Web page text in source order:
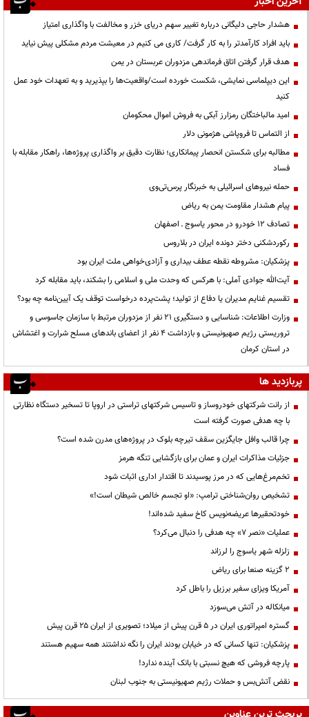
هشدار حاجی دلیگانی درباره تغییر سهم دریای خزر و مخالفت با واگذاری امتیاز
باید افراد کارآمدتر را به کار گرفت/ کاری می کنیم در معیشت مردم مشکلی پیش نیاید
هدف قرار گرفتن اتاق‌ فرماندهی مزدوران عربستان در یمن
این دیپلماسی نمایشی، شکست خورده است/واقعیت‌ها را بپذیرید و به تعهدات خود عمل
کنید
امید مالباختگان رمزارز آبکی به فروش اموال محکومان
از التماس تا فروپاشی هژمونی دلار
مطالبه برای شکستن انحصار پیمانکاری؛ نظارت دقیق بر واگذاری پروژه‌ها، راهکار مقابله با
فساد
حمله نیروهای اسرائیلی به خبرنگار پرس‌تی‌وی
پیام هشدار مقاومت یمن به ریاض
تصادف ۱۲ خودرو در محور یاسوج ـ اصفهان
رکوردشکنی دختر دونده ایران در بلاروس
پزشکیان: مشروطه نقطه عطف بیداری و آزادی‌خواهی ملت ایران بود
آیت‌الله جوادی آملی: با هرکس که وحدت ملی و اسلامی را بشکند، باید مقابله کرد
تقسیم غنایم مدیران یا دفاع از تولید؛ پشت‌پرده درخواست توقف یک آیین‌نامه چه بود؟
وزارت اطلاعات: شناسایی و دستگیری ۲۱ نفر از مزدوران مرتبط با سازمان جاسوسی و
تروریستی رژیم صهیونیستی و بازداشت ۴ نفر از اعضای باندهای مسلح شرارت و اغتشاش
در استان کرمان
پربازدید ها
از رانت‌ شرکتهای خودروساز و تاسیس شرکتهای تراستی در اروپا تا تسخیر دستگاه نظارتی
با چه هدفی صورت گرفته است
چرا قالب وافل جایگزین سقف تیرچه بلوک در پروژه‌های مدرن شده است؟
جزئیات مذاکرات ایران و عمان برای بازگشایی تنگه هرمز
تخم‌مرغ‌هایی که در مرز پوسیدند تا اقتدار اداری اثبات شود
تشخیص روان‌شناختی ترامپ: «او تجسم خالص شیطان است!»
خودتحقیرها عریضه‌نویس کاخ سفید شده‌اند!
عملیات «نصر ۷» چه هدفی را دنبال می‌کرد؟
زلزله شهر یاسوج را لرزاند
۲ گزینه صنعا برای ریاض
آمریکا ویزای سفیر برزیل را باطل کرد
میانکاله در آتش می‌سوزد
گستره امپراتوری ایران در ۵ قرن پیش از میلاد؛ تصویری از ایران ۲۵ قرن پیش
پزشکیان: تنها کسانی که در خیابان بودند ایران را نگه نداشتند همه سهیم هستند
پارچه فروشی که هیچ نسبتی با بانک آینده ندارد!
نقض آتش‌بس و حملات رژیم صهیونیستی به جنوب لبنان